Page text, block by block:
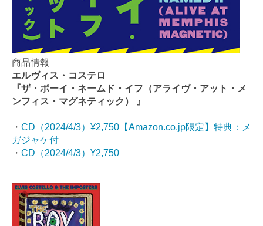
商品情報
エルヴィス・コステロ
『ザ・ボーイ・ネームド・イフ（アライヴ・アット・メ
ンフィス・マグネティック） 』
・ CD（2024/4/3）¥2,750【Amazon.co.jp限定】特典：メ
ガジャケ付
・ CD（2024/4/3）¥2,750